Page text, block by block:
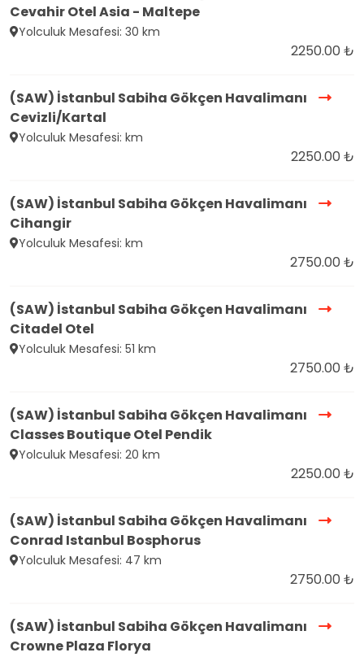
Cevahir Otel Asia - Maltepe
Yolculuk Mesafesi: 30 km
2250.00 ₺
(SAW) İstanbul Sabiha Gökçen Havalimanı
Cevizli/Kartal
Yolculuk Mesafesi: km
2250.00 ₺
(SAW) İstanbul Sabiha Gökçen Havalimanı
Cihangir
Yolculuk Mesafesi: km
2750.00 ₺
(SAW) İstanbul Sabiha Gökçen Havalimanı
Citadel Otel
Yolculuk Mesafesi: 51 km
2750.00 ₺
(SAW) İstanbul Sabiha Gökçen Havalimanı
Classes Boutique Otel Pendik
Yolculuk Mesafesi: 20 km
2250.00 ₺
(SAW) İstanbul Sabiha Gökçen Havalimanı
Conrad Istanbul Bosphorus
Yolculuk Mesafesi: 47 km
2750.00 ₺
(SAW) İstanbul Sabiha Gökçen Havalimanı
Crowne Plaza Florya